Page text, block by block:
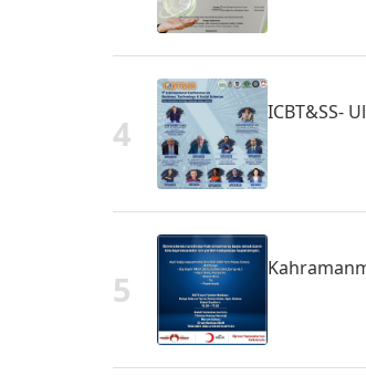
4
ICBT&SS-
5